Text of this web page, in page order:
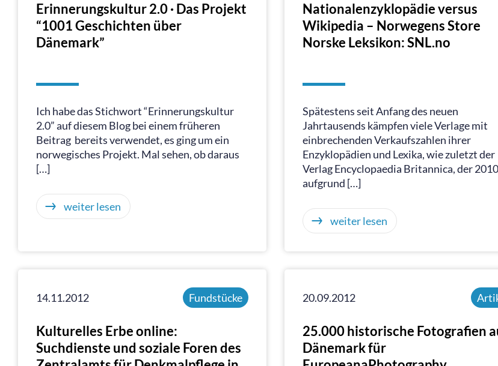
Erinnerungskultur 2.0 · Das Projekt
“1001 Geschichten über
Dänemark”
Ich habe das Stichwort “Erinnerungskultur
2.0” auf diesem Blog bei einem früheren
Beitrag bereits verwendet, es ging um ein
norwegisches Projekt. Mal sehen, ob daraus
[…]
weiter lesen
Nationalenzyklopädie versus
Wikipedia – Norwegens Store
Norske Leksikon: SNL.no
Spätestens seit Anfang des neuen
Jahrtausends kämpfen viele Verlage mit
einbrechenden Verkaufszahlen ihrer
Enzyklopädien und Lexika, wie zuletzt der
Verlag Encyclopaedia Britannica, der 2010
aufgrund […]
weiter lesen
14.11.2012 Fundstücke
Kulturelles Erbe online:
Suchdienste und soziale Foren des
20.09.2012
25.000 historische Fotografien
Dänemark für